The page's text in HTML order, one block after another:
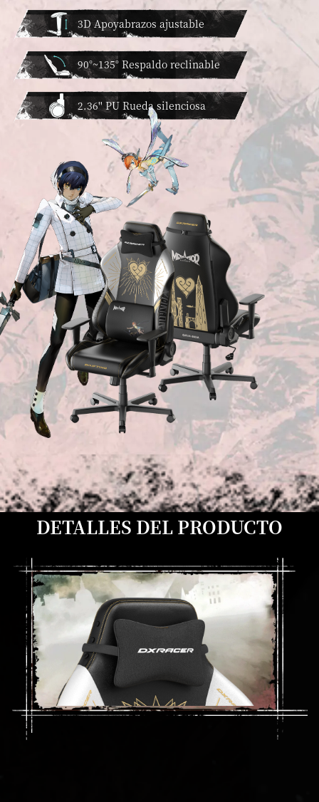
3D Apoyabrazos ajustable
90°~135° Respaldo reclinable
2.36'' PU Rueda silenciosa
DETALLES DEL PRODUCTO